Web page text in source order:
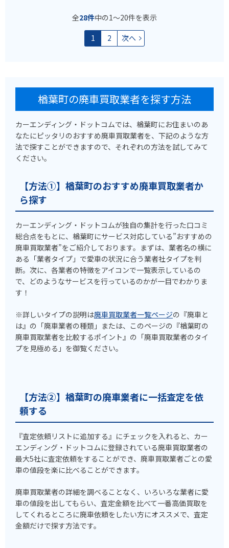
全28件中の1〜20件を表示
1
2 次へ
楢葉町の廃車買取業者を探す方法
カーエンディング・ドットコムでは、楢葉町にお住まいのあ
なたにピッタリのおすすめ廃車買取業者を、下記のような方
法で探すことができますので、それぞれの方法を試してみて
ください。
【方法①】楢葉町のおすすめ廃車買取業者か
ら探す
カーエンディング・ドットコムが独自の集計を行った口コミ
総合点をもとに、楢葉町にサービス対応している”おすすめの
廃車買取業者”をご紹介しております。まずは、業者名の横に
ある「業者タイプ」で愛車の状況に合う業者社タイプを判
断。次に、各業者の特徴をアイコンで一覧表示しているの
で、どのようなサービスを行っているのかが一目でわかりま
す！
※詳しいタイプの説明は廃車買取業者一覧ページの『廃車と
は』の「廃車業者の種類」または、このページの『楢葉町の
廃車買取業者を比較するポイント』の「廃車買取業者のタイ
プを見極める」を御覧ください。
【方法②】楢葉町の廃車業者に一括査定を依
頼する
『査定依頼リストに追加する』にチェックを入れると、カー
エンディング・ドットコムに登録されている廃車買取業者の
最大5社に査定依頼をすることができ、廃車買取業者ごとの愛
車の値段を楽に比べることができます。
廃車買取業者の詳細を調べることなく、いろいろな業者に愛
車の値段を出してもらい、査定金額を比べて一番高価買取を
してくれるところに廃車依頼をしたい方にオススメで、査定
金額だけで探す方法です。